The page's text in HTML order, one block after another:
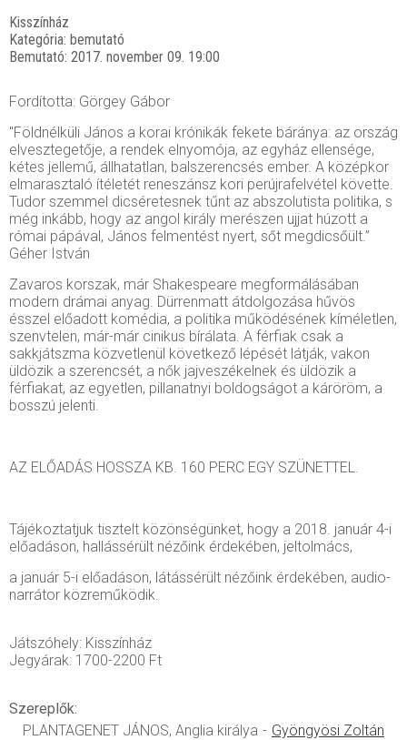
Kisszínház
Kategória: bemutató
Bemutató: 2017. november 09. 19:00
Fordította: Görgey Gábor
"Földnélküli János a korai krónikák fekete báránya: az ország
elvesztegetője, a rendek elnyomója, az egyház ellensége,
kétes jellemű, állhatatlan, balszerencsés ember. A középkor
elmarasztaló ítéletét reneszánsz kori perújrafelvétel követte.
Tudor szemmel dicséretesnek tűnt az abszolutista politika, s
még inkább, hogy az angol király merészen ujjat húzott a
római pápával, János felmentést nyert, sőt megdicsőült.”
Géher István
Zavaros korszak, már Shakespeare megformálásában
modern drámai anyag. Dürrenmatt átdolgozása hűvös
ésszel előadott komédia, a politika működésének kíméletlen,
szenvtelen, már-már cinikus bírálata. A férfiak csak a
sakkjátszma közvetlenül következő lépését látják, vakon
üldözik a szerencsét, a nők jajveszékelnek és üldözik a
férfiakat, az egyetlen, pillanatnyi boldogságot a káröröm, a
bosszú jelenti.
AZ ELŐADÁS HOSSZA KB. 160 PERC EGY SZÜNETTEL.
Tájékoztatjuk tisztelt közönségünket, hogy a 2018. január 4-i
előadáson, hallássérült nézőink érdekében, jeltolmács,
a január 5-i előadáson, látássérült nézőink érdekében, audio-
narrátor közreműködik.
Játszóhely: Kisszínház
Jegyárak: 1700-2200 Ft
Szereplők:
PLANTAGENET JÁNOS, Anglia királya
Gyöngyösi Zoltán